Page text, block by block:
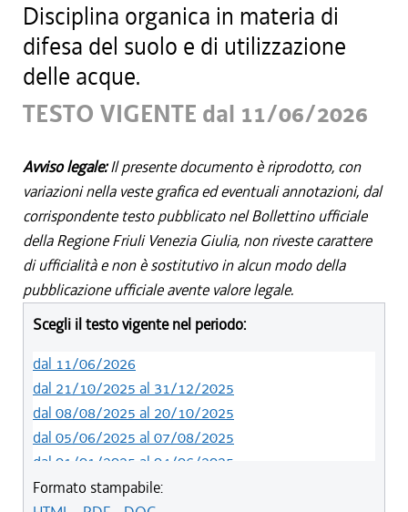
Disciplina organica in materia di
difesa del suolo e di utilizzazione
delle acque.
TESTO VIGENTE dal 11/06/2026
Avviso legale:Il presente documento è riprodotto, con
variazioni nella veste grafica ed eventuali annotazioni, dal
corrispondente testo pubblicato nel Bollettino ufficiale
della Regione Friuli Venezia Giulia, non riveste carattere
di ufficialità e non è sostitutivo in alcun modo della
pubblicazione ufficiale avente valore legale.
Scegli il testo vigente nel periodo:
dal 11/06/2026
dal 21/10/2025 al 31/12/2025
dal 08/08/2025 al 20/10/2025
dal 05/06/2025 al 07/08/2025
dal 01/01/2025 al 04/06/2025
dal 27/10/2024 al 31/12/2024
Formato stampabile: